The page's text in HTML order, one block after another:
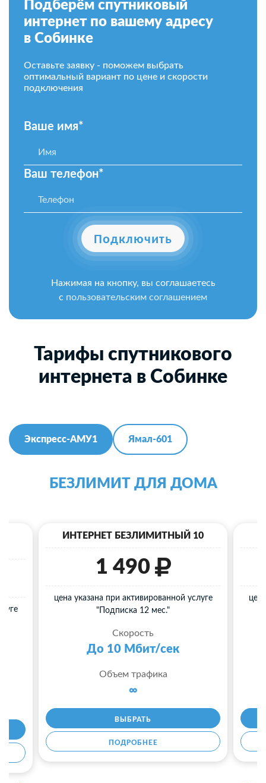
Подберём спутниковый
интернет по вашему адресу
в Собинке
Оставьте заявку - поможем выбрать
оптимальный вариант по цене и скорости
подключения
Ваше имя*
Ваш телефон*
Подключить
Нажимая на кнопку, вы соглашаетесь
с пользовательским соглашением
Тарифы спутникового
интернета в Собинке
Экспресс-АМУ1 Ямал-601
БЕЗЛИМИТ ДЛЯ ДОМА
ИНТЕРНЕТ БЕЗЛИМИТНЫЙ 10
1 490
цена указана при активированной услуге
"Подписка 12 мес."
Скорость
До 10 Мбит/сек
Объем трафика
∞
ВЫБРАТЬ
ПОДРОБНЕЕ